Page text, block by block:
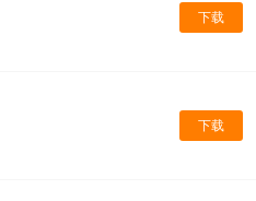
下载
下载